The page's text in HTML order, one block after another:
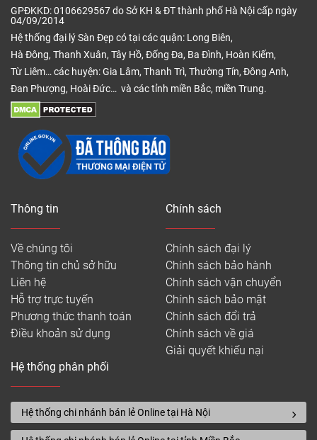
GPĐKKD: 0106629567 do Sở KH & ĐT thành phố Hà Nội cấp ngày
04/09/2014
Hệ thống đại lý Sàn Đẹp có tại các quận: Long Biên,
Hà Đông, Thanh Xuân, Tây Hồ, Đống Đa, Ba Đình, Hoàn Kiếm,
Từ Liêm… các huyện: Gia Lâm, Thanh Trì, Thường Tín, Đông Anh,
Đan Phượng, Hoài Đức… và các tỉnh miền Bắc, miền Trung.
Thông tin
Về chúng tôi
Thông tin chủ sở hữu
Liên hệ
Hỗ trợ trực tuyến
Phương thức thanh toán
Điều khoản sử dụng
Chính sách
Chính sách đại lý
Chính sách bảo hành
Chính sách vận chuyển
Chính sách bảo mật
Chính sách đổi trả
Chính sách về giá
Giải quyết khiếu nại
Hệ thống phân phối
Hệ thống chi nhánh bán lẻ Online tại Hà Nội